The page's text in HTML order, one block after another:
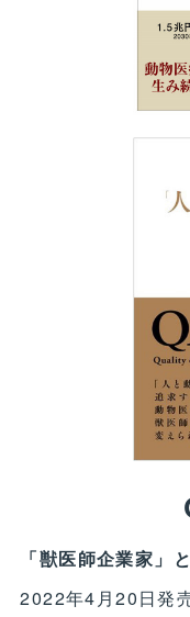
「獣医師企業家」
2022年4月20日発